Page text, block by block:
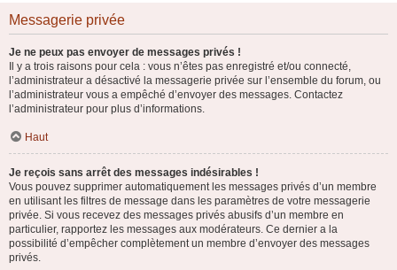
Messagerie privée
Je ne peux pas envoyer de messages privés !
Il y a trois raisons pour cela : vous n’êtes pas enregistré et/ou connecté,
l’administrateur a désactivé la messagerie privée sur l’ensemble du forum, ou
l’administrateur vous a empêché d’envoyer des messages. Contactez
l’administrateur pour plus d’informations.
Haut
Je reçois sans arrêt des messages indésirables !
Vous pouvez supprimer automatiquement les messages privés d’un membre
en utilisant les filtres de message dans les paramètres de votre messagerie
privée. Si vous recevez des messages privés abusifs d’un membre en
particulier, rapportez les messages aux modérateurs. Ce dernier a la
possibilité d’empêcher complètement un membre d’envoyer des messages
privés.